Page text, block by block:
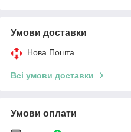
Умови доставки
Нова Пошта
Всі умови доставки
Умови оплати